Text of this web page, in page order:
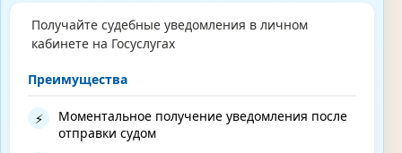
Получайте судебные уведомления в личном
кабинете на Госуслугах
Преимущества
⚡
Моментальное получение уведомления после
отправки судом